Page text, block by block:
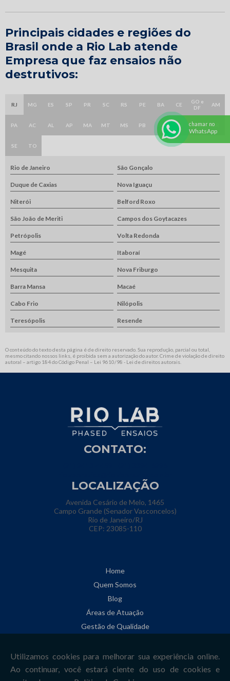
Principais cidades e regiões do
Brasil onde a Rio Lab atende
Empresa que faz ensaios não
destrutivos:
RJ MG ES SP PR SC RS PE BA CE
GO e
DF
AM
PA AC AL AP MA MT MS PB PI RN RO RR
SE TO
Rio de Janeiro São Gonçalo
Duque de Caxias Nova Iguaçu
Niterói Belford Roxo
São João de Meriti Campos dos Goytacazes
Petrópolis Volta Redonda
Magé Itaboraí
Mesquita Nova Friburgo
Barra Mansa Macaé
Cabo Frio Nilópolis
Teresópolis Resende
O conteúdo do texto desta página é de direito reservado. Sua reprodução, parcial ou total,
mesmo citando nossos links, é proibida sem a autorização do autor. Crime de violação de direito
autoral – artigo 184 do Código Penal – Lei 9610/98 - Lei de direitos autorais
CONTATO:
LOCALIZAÇÃO
Avenida Cesário de Melo, 1465
Campo Grande (Senador Vasconcelos)
Rio de Janeiro/RJ
CEP: 23085-110
Home
Quem Somos
Blog
Áreas de Atuação
Gestão de Qualidade
Contato
Mapa do site
chamar no
WhatsApp